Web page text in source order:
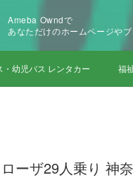
Ameba Owndで
あなただけのホームページや
・幼児バス レンタカー 福
ーザ29人乗り 神